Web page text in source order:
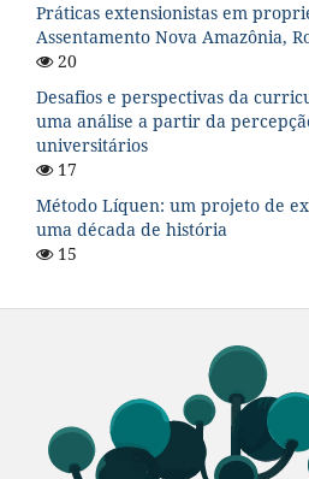
Práticas extensionistas em
Assentamento Nova Amazônia,
20
Desafios e perspectivas da
uma análise a partir da
universitários
17
Método Líquen: um projeto de
uma década de história
15